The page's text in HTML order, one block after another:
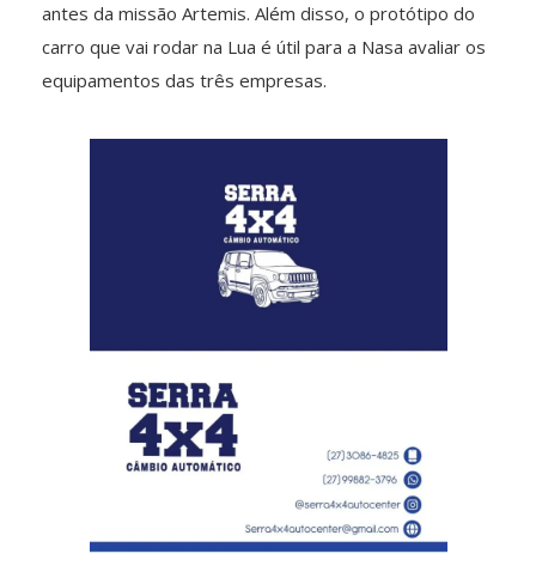
antes da missão Artemis. Além disso, o protótipo do
carro que vai rodar na Lua é útil para a Nasa avaliar os
equipamentos das três empresas.